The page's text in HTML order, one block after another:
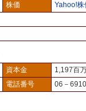
株価
Yahoo!株
資本金
1,197百
電話番号
06－